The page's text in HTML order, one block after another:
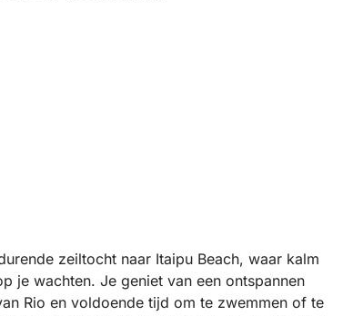
zeiltocht naar Itaipu Beach, waar kalm
je wachten. Je geniet van een ontspannen
Rio en voldoende tijd om te zwemmen of te